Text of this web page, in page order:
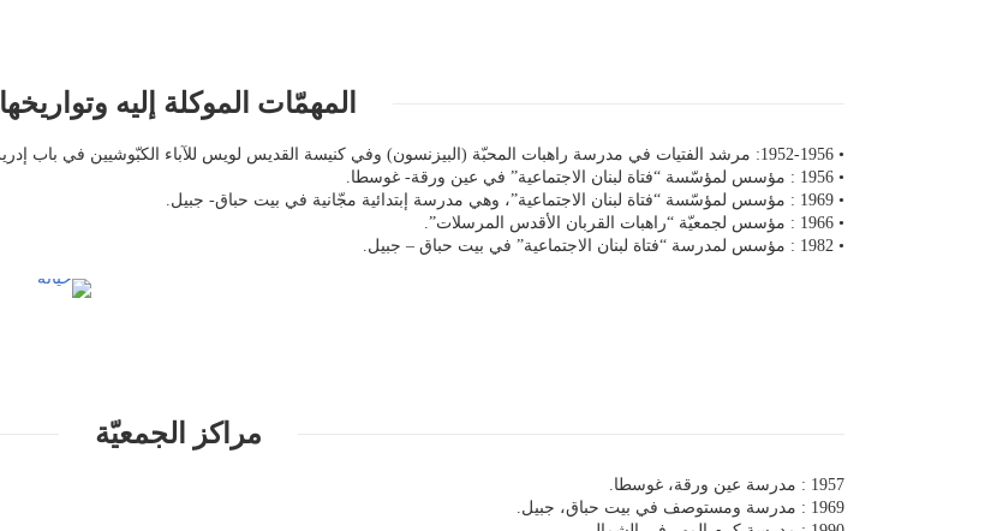
المهمّات الموكلة إليه وتواريخها
• 1952-1956: مرشد الفتيات في مدرسة راهبات المحبّة (البيزنسون) وفي كنيسة القديس لويس للآباء الكبّوشيين في باب إدريس، بيروت.
• 1956 : مؤسس لمؤسّسة “فتاة لبنان الاجتماعية” في عين ورقة- غوسطا.
• 1969 : مؤسس لمؤسّسة “فتاة لبنان الاجتماعية”، وهي مدرسة إبتدائية مجّانية في بيت حباق- جبيل.
• 1966 : مؤسس لجمعيّة “راهبات القربان الأقدس المرسلات”.
• 1982 : مؤسس لمدرسة “فتاة لبنان الاجتماعية” في بيت حباق – جبيل.
مراكز الجمعيّة
1957 : مدرسة عين ورقة، غوسطا.
1969 : مدرسة ومستوصف في بيت حباق، جبيل.